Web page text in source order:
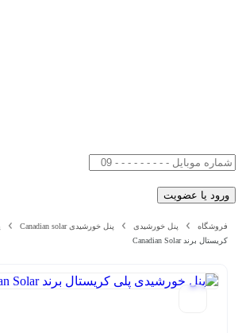
فروشگاه پنل خورشیدی پنل خورشیدی Canadian solar
کریستال برند Canadian Solar